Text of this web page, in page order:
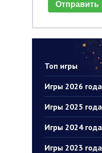
Топ игры
Игры 2026 года
Игры 2025 года
Игры 2024 года
Игры 2023 года
Отправить